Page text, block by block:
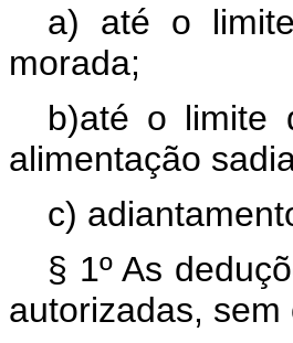
a) até o
morada;
b)até o limite
alimentação
c)
§ 1º As
autorizadas,